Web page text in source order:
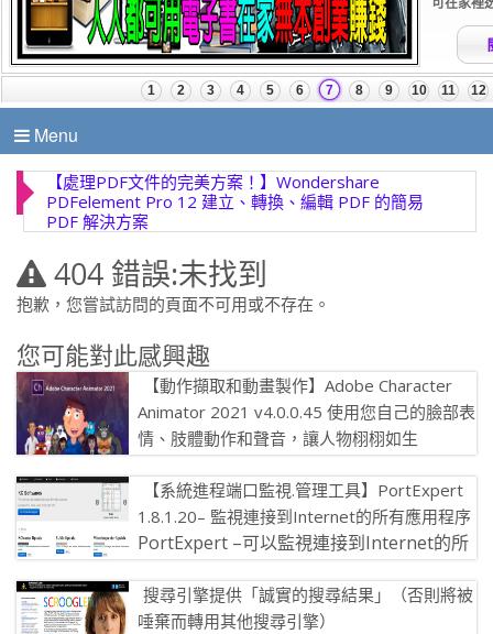
Menu
【處理PDF文件的完美方案！】Wondershare
PDFelement Pro 12 建立、轉換、編輯 PDF 的簡易
PDF 解決方案
404 錯誤:未找到
抱歉，您嘗試訪問的頁面不可用或不存在。
您可能對此感興趣
【動作擷取和動畫製作】Adobe Character
Animator 2021 v4.0.0.45 使用您自己的臉部表
情、肢體動作和聲音，讓人物栩栩如生
具，可將Photoshop或Illustrator […]
【系統進程端口監視.管理工具】PortExpert
1.8.1.20– 監視連接到Internet的所有應用程序
PortExpert –可以監視連接到Internet的所
搜尋引擎提供「誠實的搜尋結果」（否則將被
唾棄而轉用其他搜尋引擎）